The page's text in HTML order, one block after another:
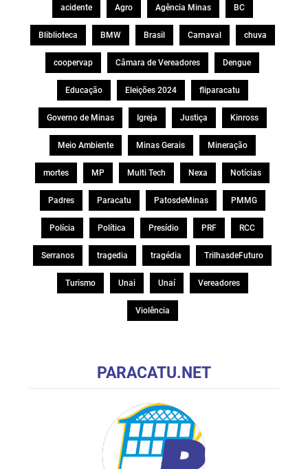
acidente Agro Agência Minas BC
Bliblioteca BMW Brasil Carnaval chuva
coopervap Câmara de Vereadores Dengue
Educação Eleições 2024 fliparacatu
Governo de Minas Igreja Justiça Kinross
Meio Ambiente Minas Gerais Mineração
mortes MP Multi Tech Nexa Notícias
Padres Paracatu PatosdeMinas PMMG
Polícia Política Presídio PRF RCC
Serranos tragedia tragédia TrilhasdeFuturo
Turismo Unai Unaí Vereadores
Violência
PARACATU.NET